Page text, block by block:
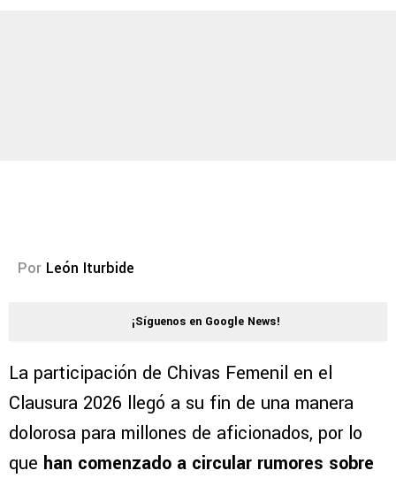
Por León Iturbide
¡Síguenos en Google News!
La participación de Chivas Femenil en el
Clausura 2026 llegó a su fin de una manera
dolorosa para millones de aficionados, por lo
que han comenzado a circular rumores sobre